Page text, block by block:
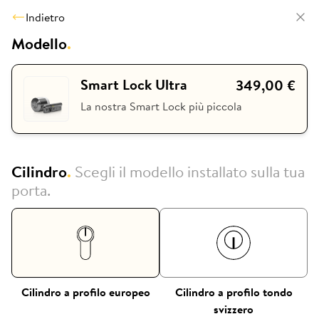
Indietro
Modello.
Smart Lock Ultra 349,00 €
La nostra Smart Lock più piccola
Cilindro. Scegli il modello installato sulla tua
porta.
Cilindro a profilo europeo
Cilindro a profilo tondo
svizzero